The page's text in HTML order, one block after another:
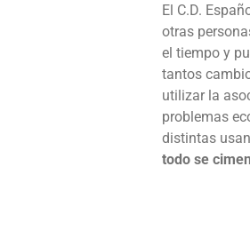
El C.D.
otras
el tiempo y
tantos
utilizar la
problemas
distintas
todo se